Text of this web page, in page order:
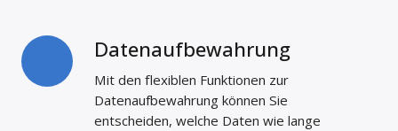
Datenaufbewahrung
Mit den flexiblen Funktionen zur
Datenaufbewahrung können Sie
entscheiden, welche Daten wie lange
Datenaufbewahrung